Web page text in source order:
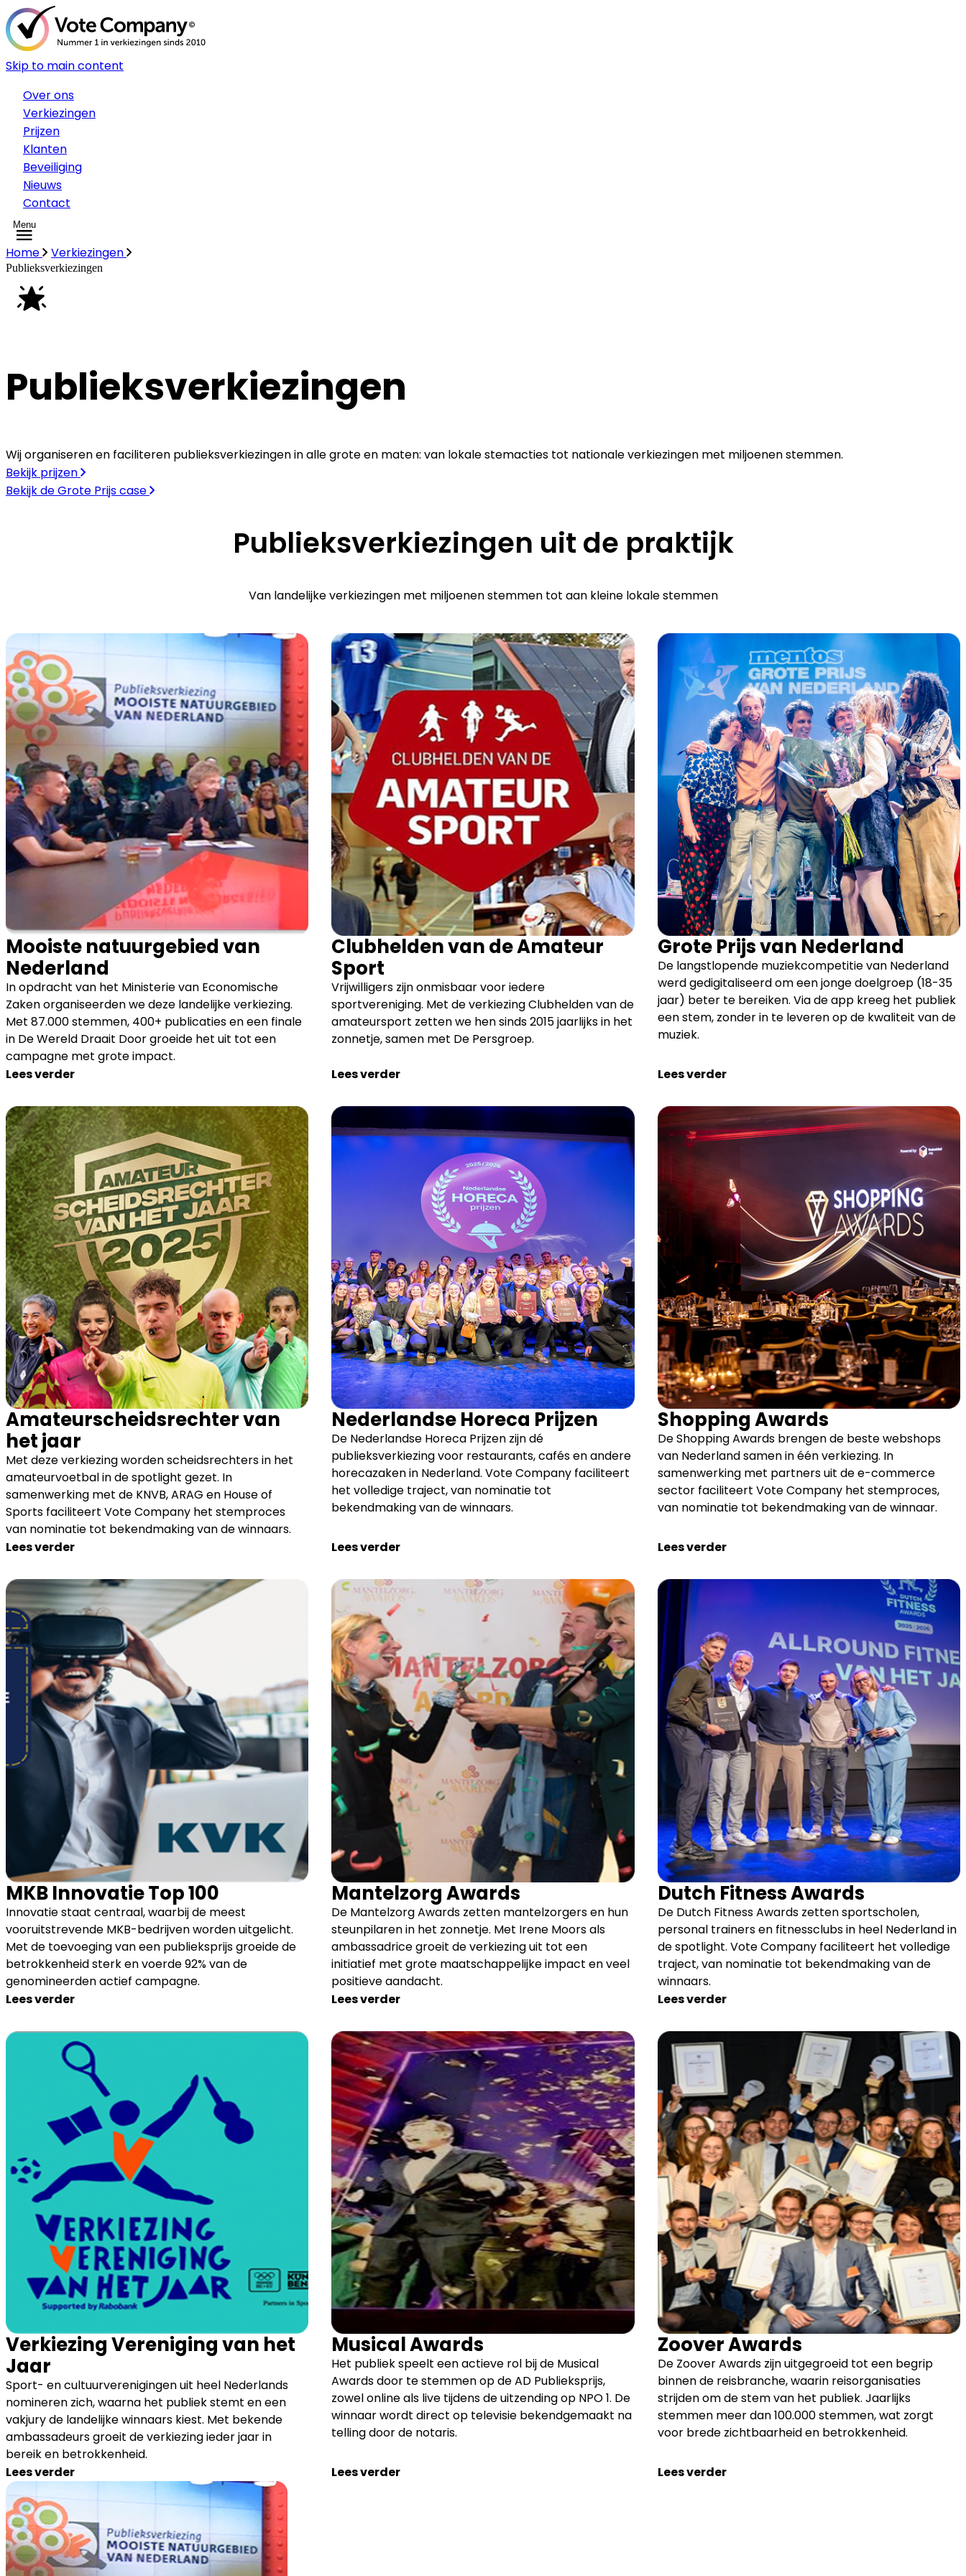
Skip to main content
Over ons
Verkiezingen
Prijzen
Klanten
Beveiliging
Nieuws
Contact
Menu
Home Verkiezingen
Publieksverkiezingen
Publieksverkiezingen
Wij organiseren en faciliteren publieksverkiezingen in alle grote en maten: van lokale stemacties tot nationale verkiezingen met miljoenen stemmen.
Bekijk prijzen
Bekijk de Grote Prijs case
Publieksverkiezingen uit de praktijk
Van landelijke verkiezingen met miljoenen stemmen tot aan kleine lokale stemmen
Mooiste natuurgebied van
Nederland
In opdracht van het Ministerie van Economische
Zaken organiseerden we deze landelijke verkiezing.
Met 87.000 stemmen, 400+ publicaties en een finale
in De Wereld Draait Door groeide het uit tot een
campagne met grote impact.
Lees verder
Clubhelden van de Amateur
Sport
Vrijwilligers zijn onmisbaar voor iedere
sportvereniging. Met de verkiezing Clubhelden van de
amateursport zetten we hen sinds 2015 jaarlijks in het
zonnetje, samen met De Persgroep.
Lees verder
Grote Prijs van Nederland
De langstlopende muziekcompetitie van Nederland
werd gedigitaliseerd om een jonge doelgroep (18-35
jaar) beter te bereiken. Via de app kreeg het publiek
een stem, zonder in te leveren op de kwaliteit van de
muziek.
Lees verder
Amateurscheidsrechter van
het jaar
Met deze verkiezing worden scheidsrechters in het
amateurvoetbal in de spotlight gezet. In
samenwerking met de KNVB, ARAG en House of
Sports faciliteert Vote Company het stemproces
van nominatie tot bekendmaking van de winnaars.
Lees verder
Nederlandse Horeca Prijzen
De Nederlandse Horeca Prijzen zijn dé
publieksverkiezing voor restaurants, cafés en andere
horecazaken in Nederland. Vote Company faciliteert
het volledige traject, van nominatie tot
bekendmaking van de winnaars.
Lees verder
Shopping Awards
De Shopping Awards brengen de beste webshops
van Nederland samen in één verkiezing. In
samenwerking met partners uit de e-commerce
sector faciliteert Vote Company het stemproces,
van nominatie tot bekendmaking van de winnaar.
Lees verder
MKB Innovatie Top 100
Innovatie staat centraal, waarbij de meest
vooruitstrevende MKB-bedrijven worden uitgelicht.
Met de toevoeging van een publieksprijs groeide de
betrokkenheid sterk en voerde 92% van de
genomineerden actief campagne.
Lees verder
Mantelzorg Awards
De Mantelzorg Awards zetten mantelzorgers en hun
steunpilaren in het zonnetje. Met Irene Moors als
ambassadrice groeit de verkiezing uit tot een
initiatief met grote maatschappelijke impact en veel
positieve aandacht.
Lees verder
Dutch Fitness Awards
De Dutch Fitness Awards zetten sportscholen,
personal trainers en fitnessclubs in heel Nederland in
de spotlight. Vote Company faciliteert het volledige
traject, van nominatie tot bekendmaking van de
winnaars.
Lees verder
Verkiezing Vereniging van het
Jaar
Sport- en cultuurverenigingen uit heel Nederlands
nomineren zich, waarna het publiek stemt en een
vakjury de landelijke winnaars kiest. Met bekende
ambassadeurs groeit de verkiezing ieder jaar in
bereik en betrokkenheid.
Lees verder
Musical Awards
Het publiek speelt een actieve rol bij de Musical
Awards door te stemmen op de AD Publieksprijs,
zowel online als live tijdens de uitzending op NPO 1. De
winnaar wordt direct op televisie bekendgemaakt na
telling door de notaris.
Lees verder
Zoover Awards
De Zoover Awards zijn uitgegroeid tot een begrip
binnen de reisbranche, waarin reisorganisaties
strijden om de stem van het publiek. Jaarlijks
stemmen meer dan 100.000 stemmen, wat zorgt
voor brede zichtbaarheid en betrokkenheid.
Lees verder